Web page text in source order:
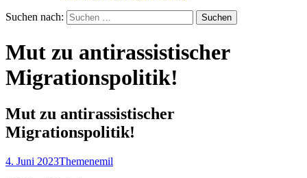
Suchen nach:
Mut zu antirassistischer
Migrationspolitik!
Mut zu antirassistischer
Migrationspolitik!
4. Juni 2023Themenemil